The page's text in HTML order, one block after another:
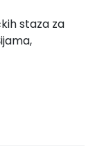
staza za